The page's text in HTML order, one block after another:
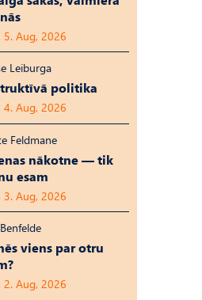
5. Aug, 2026
Leiburga
politika
4. Aug, 2026
Feldmane
nākotne — tik
esam
3. Aug, 2026
viens par otru
2. Aug, 2026